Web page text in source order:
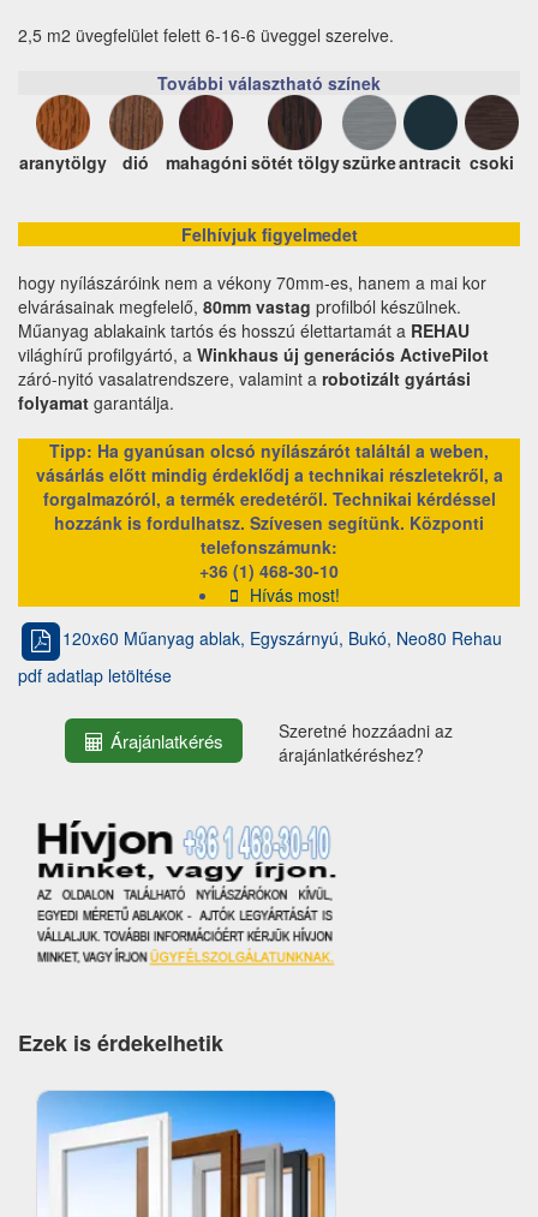
2,5 m2 üvegfelület felett 6-16-6 üveggel szerelve.
További választható színek
aranytölgy dió mahagóni sötét tölgyszürkeantracit csoki
Felhívjuk figyelmedet
hogy nyílászáróink nem a vékony 70mm-es, hanem a mai kor
elvárásainak megfelelő, 80mm vastag profilból készülnek.
Műanyag ablakaink tartós és hosszú élettartamát a REHAU
világhírű profilgyártó, a Winkhaus új generációs ActivePilot
záró-nyitó vasalatrendszere, valamint a robotizált gyártási
folyamat garantálja.
Tipp: Ha gyanúsan olcsó nyílászárót találtál a weben,
vásárlás előtt mindig érdeklődj a technikai részletekről, a
forgalmazóról, a termék eredetéről. Technikai kérdéssel
hozzánk is fordulhatsz. Szívesen segítünk. Központi
telefonszámunk:
+36 (1) 468-30-10
Hívás most!
120x60 Műanyag ablak, Egyszárnyú, Bukó, Neo80 Rehau
pdf adatlap letöltése
Árajánlatkérés
Szeretné hozzáadni az
árajánlatkéréshez?
Ezek is érdekelhetik